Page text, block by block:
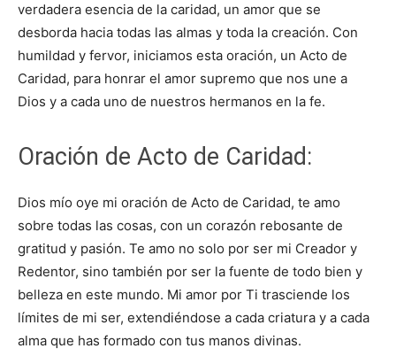
verdadera esencia de la caridad, un amor que se
desborda hacia todas las almas y toda la creación. Con
humildad y fervor, iniciamos esta oración, un Acto de
Caridad, para honrar el amor supremo que nos une a
Dios y a cada uno de nuestros hermanos en la fe.
Oración de Acto de Caridad:
Dios mío oye mi oración de Acto de Caridad, te amo
sobre todas las cosas, con un corazón rebosante de
gratitud y pasión. Te amo no solo por ser mi Creador y
Redentor, sino también por ser la fuente de todo bien y
belleza en este mundo. Mi amor por Ti trasciende los
límites de mi ser, extendiéndose a cada criatura y a cada
alma que has formado con tus manos divinas.